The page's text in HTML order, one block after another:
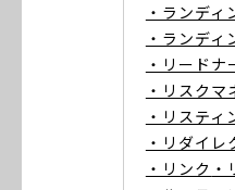
・ランデ
・ランデ
・リード
・リスクマ
・リスティ
・リダイレ
・リンク